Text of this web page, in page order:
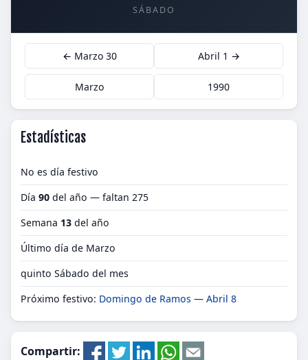
SÁBADO
← Marzo 30 Abril 1 →
Marzo 1990
Estadísticas
No es día festivo
Día 90 del año — faltan 275
Semana 13 del año
Último día de Marzo
quinto Sábado del mes
Próximo festivo: Domingo de Ramos — Abril 8
Compartir: